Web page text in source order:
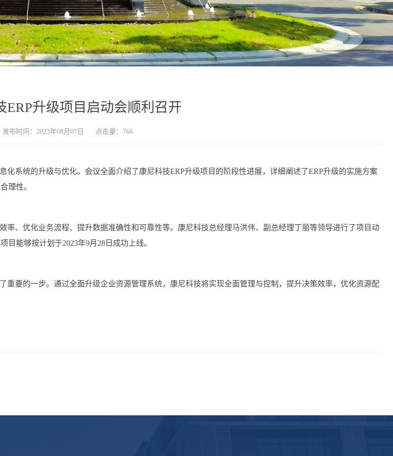
ERP升级项目启动会顺利召开
发布时间：2023年08月07日 点击量： 766
化系统的升级与优化。会议全面介绍了康尼科技ERP升级项目的阶段性进展，详细阐述了ERP升级的实施方案
理性。
率、优化业务流程、提升数据准确性和可靠性等。康尼科技总经理马洪伟、副总经理丁丽等领导进行了项目动
能够按计划于2023年9月28日成功上线。
重要的一步。通过全面升级企业资源管理系统，康尼科技将实现全面管理与控制，提升决策效率，优化资源配